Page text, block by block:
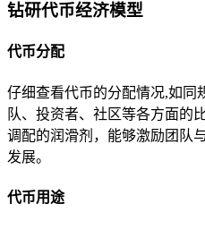
钻研代币经济模型
代币分配
仔细查看代币的分配情况,如同
队、投资者、社区等各方面的
调配的润滑剂，能够激励团队
发展。
代币用途